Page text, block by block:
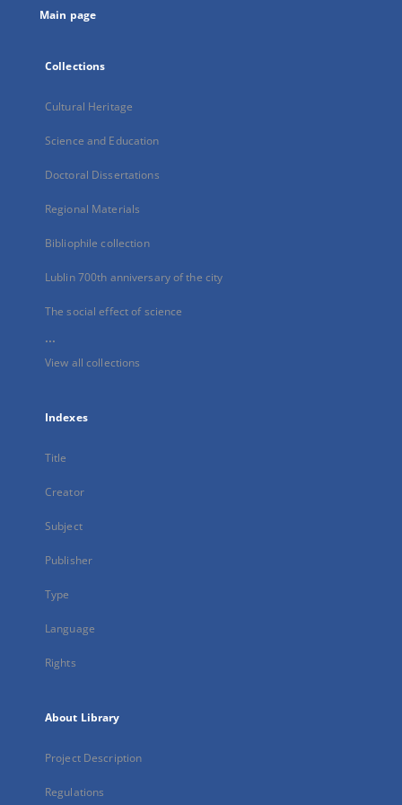
Main page
Collections
Cultural Heritage
Science and Education
Doctoral Dissertations
Regional Materials
Bibliophile collection
Lublin 700th anniversary of the city
The social effect of science
...
View all collections
Indexes
Title
Creator
Subject
Publisher
Type
Language
Rights
About Library
Project Description
Regulations